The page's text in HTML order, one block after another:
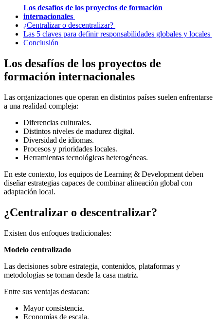
Los desafíos de los proyectos de formación
internacionales
¿Centralizar o descentralizar?
Las 5 claves para definir responsabilidades globales y locales
Conclusión
Los desafíos de los proyectos de
formación internacionales
Las organizaciones que operan en distintos países suelen enfrentarse
a una realidad compleja:
Diferencias culturales.
Distintos niveles de madurez digital.
Diversidad de idiomas.
Procesos y prioridades locales.
Herramientas tecnológicas heterogéneas.
En este contexto, los equipos de Learning & Development deben
diseñar estrategias capaces de combinar alineación global con
adaptación local.
¿Centralizar o descentralizar?
Existen dos enfoques tradicionales:
Modelo centralizado
Las decisiones sobre estrategia, contenidos, plataformas y
metodologías se toman desde la casa matriz.
Entre sus ventajas destacan:
Mayor consistencia.
Economías de escala.